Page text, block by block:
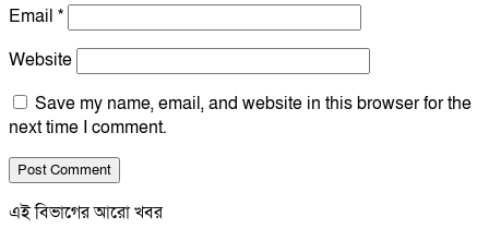
Email *
Website
Save my name, email, and website in this browser for the
next time I comment.
এই বিভাগের আরো খবর